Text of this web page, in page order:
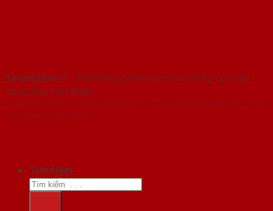
SaigonDoor™ - Hệ thống Showroom cửa thép cửa sắt
hàng đầu Việt Nam
Copyright ⓒ 2016 – 2026 SaigonDoor™ - www.cuathepcuasat.com | Đơn
vị chủ quản SaigonDoor
Tìm kiếm: